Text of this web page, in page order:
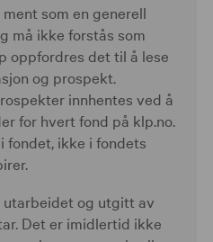
som en generell
må ikke forstås som
oppfordres det til å lese
og prospekt.
innhentes ved å
for hvert fond på klp.no.
fondet, ikke i fondets
utarbeidet og utgitt av
Det er imidlertid ikke